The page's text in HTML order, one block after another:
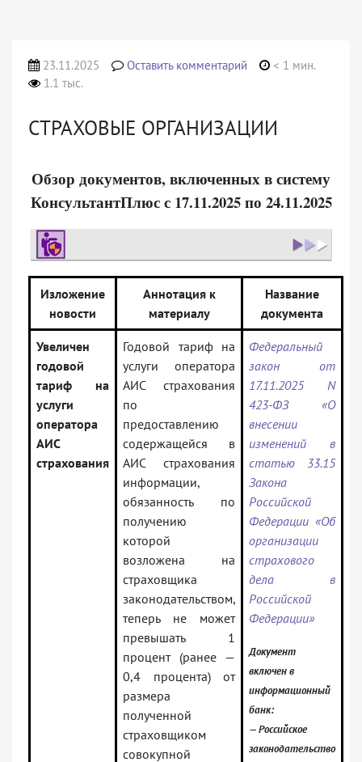
23.11.2025 Оставить комментарий
< 1 мин.
1.1 тыс.
СТРАХОВЫЕ ОРГАНИЗАЦИИ
Обзор документов, включенных в систему
КонсультантПлюс с 17.11.2025 по 24.11.2025
Изложение
новости
Аннотация к
материалу
Название
документа
Увеличен
годовой
тариф на
услуги
оператора
АИС
страхования
Годовой тариф на
услуги оператора
АИС страхования
по
предоставлению
содержащейся в
АИС страхования
информации,
обязанность по
получению
которой
возложена на
страховщика
законодательством,
теперь не может
превышать 1
процент (ранее —
0,4 процента) от
размера
полученной
страховщиком
совокупной
Федеральный
закон от
17.11.2025 N
423-ФЗ «О
внесении
изменений в
статью 33.15
Закона
Российской
Федерации «Об
организации
страхового
дела в
Российской
Федерации»
Документ
включен в
информационный
банк:
— Российское
законодательство